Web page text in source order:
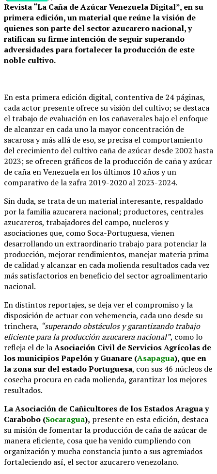
Revista “La Caña de Azúcar Venezuela Digital”, en su
primera edición, un material que reúne la visión de
quienes son parte del sector azucarero nacional, y
ratifican su firme intención de seguir superando
adversidades para fortalecer la producción de este
noble cultivo.
En esta primera edición digital, contentiva de 24 páginas,
cada actor presente ofrece su visión del cultivo; se destaca
el trabajo de evaluación en los cañaverales bajo el enfoque
de alcanzar en cada uno la mayor concentración de
sacarosa y más allá de eso, se precisa el comportamiento
del crecimiento del cultivo caña de azúcar desde 2002 hasta
2023; se ofrecen gráficos de la producción de caña y azúcar
de caña en Venezuela en los últimos 10 años y un
comparativo de la zafra 2019-2020 al 2023-2024.
Sin duda, se trata de un material interesante, respaldado
por la familia azucarera nacional; productores, centrales
azucareros, trabajadores del campo, nucleros y
asociaciones que, como Soca-Portuguesa, vienen
desarrollando un extraordinario trabajo para potenciar la
producción, mejorar rendimientos, manejar materia prima
de calidad y alcanzar en cada molienda resultados cada vez
más satisfactorios en beneficio del sector agroalimentario
nacional.
En distintos reportajes, se deja ver el compromiso y la
disposición de actuar con vehemencia, cada uno desde su
trinchera, “superando obstáculos y garantizando trabajo
eficiente para la producción azucarera nacional”, como lo
refleja el de laAsociación Civil de Servicios Agrícolas de
los municipios Papelón y Guanare (Asapagua), que en
la zona sur del estado Portuguesa, con sus 46 núcleos de
cosecha procura en cada molienda, garantizar los mejores
resultados.
La Asociación de Cañicultores de los Estados Aragua y
Carabobo (Socaragua), presente en esta edición, destaca
su misión de fomentar la producción de caña de azúcar de
manera eficiente, cosa que ha venido cumpliendo con
organización y mucha constancia junto a sus agremiados
fortaleciendo así, el sector azucarero venezolano.